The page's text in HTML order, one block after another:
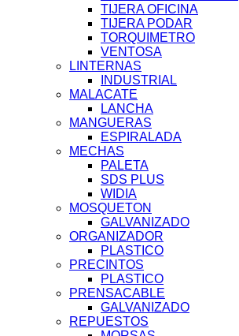
TIJERA OFICINA
TIJERA PODAR
TORQUIMETRO
VENTOSA
LINTERNAS
INDUSTRIAL
MALACATE
LANCHA
MANGUERAS
ESPIRALADA
MECHAS
PALETA
SDS PLUS
WIDIA
MOSQUETON
GALVANIZADO
ORGANIZADOR
PLASTICO
PRECINTOS
PLASTICO
PRENSACABLE
GALVANIZADO
REPUESTOS